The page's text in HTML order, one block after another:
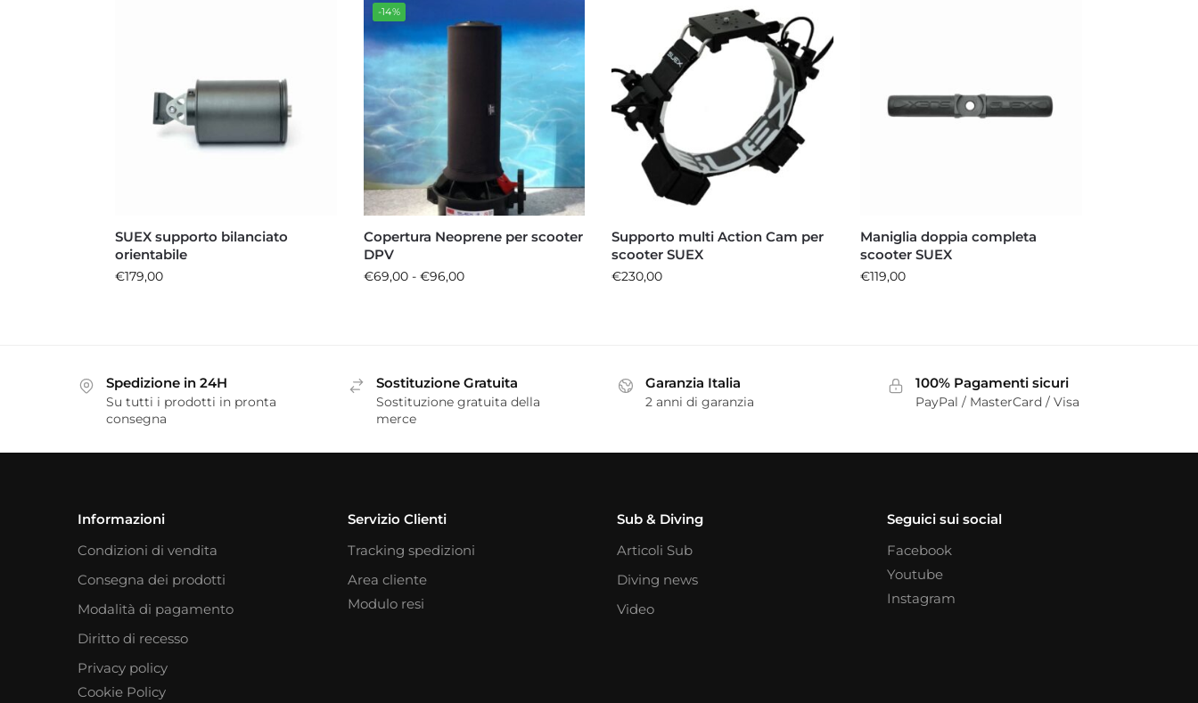
SUEX supporto bilanciato
orientabile
€179,00
-14%
Copertura Neoprene per scooter
DPV
€69,00 - €96,00
Supporto multi Action Cam per
scooter SUEX
€230,00
Maniglia doppia completa
scooter SUEX
€119,00
Spedizione in 24H
Su tutti i prodotti in pronta
consegna
Sostituzione Gratuita
Sostituzione gratuita della
merce
Garanzia Italia
2 anni di garanzia
100% Pagamenti sicuri
PayPal / MasterCard / Visa
Informazioni
Condizioni di vendita
Consegna dei prodotti
Modalità di pagamento
Diritto di recesso
Privacy policy
Cookie Policy
Servizio Clienti
Tracking spedizioni
Area cliente
Modulo resi
Sub & Diving
Articoli Sub
Diving news
Video
Seguici sui social
Facebook
Youtube
Instagram